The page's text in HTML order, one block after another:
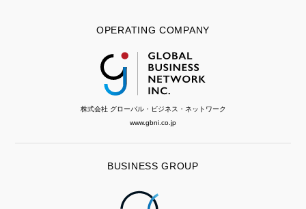
OPERATING COMPANY
株式会社 グローバル・ビジネス・ネットワーク
www.gbni.co.jp
BUSINESS GROUP